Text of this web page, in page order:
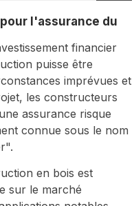
l'assurance du
financier
puisse être
imprévues et
les constructeurs
assurance risque
connue sous le nom
en bois est
sur le marché